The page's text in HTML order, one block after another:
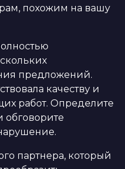
похожим на вашу
предложений.
качеству и
работ. Определите
партнера, который